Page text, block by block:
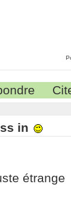
in
étrange